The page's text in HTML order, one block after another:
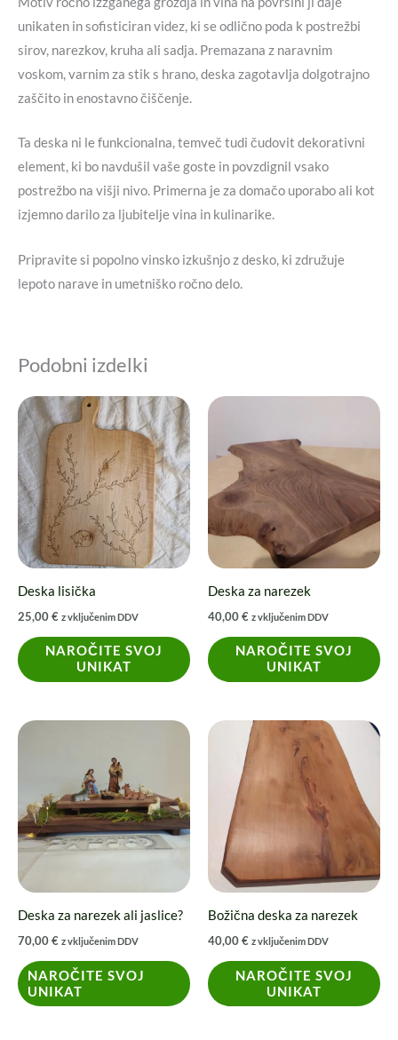
unikaten in sofisticiran videz, ki se odlično poda k postrežbi
sirov, narezkov, kruha ali sadja. Premazana z naravnim
voskom, varnim za stik s hrano, deska zagotavlja dolgotrajno
zaščito in enostavno čiščenje.
Ta deska ni le funkcionalna, temveč tudi čudovit dekorativni
element, ki bo navdušil vaše goste in povzdignil vsako
postrežbo na višji nivo. Primerna je za domačo uporabo ali kot
izjemno darilo za ljubitelje vina in kulinarike.
Pripravite si popolno vinsko izkušnjo z desko, ki združuje
lepoto narave in umetniško ročno delo.
Podobni izdelki
Deska lisička
25,00€ z vključenim DDV
NAROČITE SVOJ
UNIKAT
Deska za narezek
40,00€ z vključenim DDV
NAROČITE SVOJ
UNIKAT
Deska za narezek ali jaslice?
70,00€ z vključenim DDV
NAROČITE SVOJ
UNIKAT
Ta
več
različic.
Možnosti
lahko
na
strani
izdelka
Božična deska za narezek
40,00€ z vključenim DDV
NAROČITE SVOJ
UNIKAT